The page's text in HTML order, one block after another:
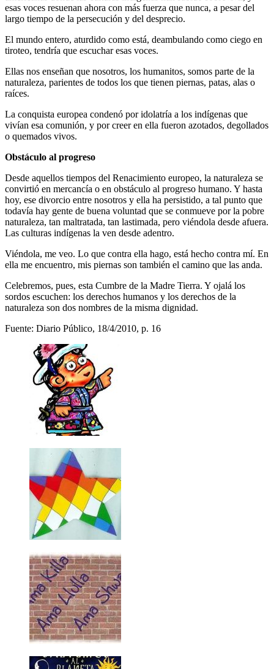
esas voces resuenan ahora con más fuerza que nunca, a pesar del
largo tiempo de la persecución y del desprecio.
El mundo entero, aturdido como está, deambulando como ciego en
tiroteo, tendría que escuchar esas voces.
Ellas nos enseñan que nosotros, los humanitos, somos parte de la
naturaleza, parientes de todos los que tienen piernas, patas, alas o
raíces.
La conquista europea condenó por idolatría a los indígenas que
vivían esa comunión, y por creer en ella fueron azotados, degollados
o quemados vivos.
Obstáculo al progreso
Desde aquellos tiempos del Renacimiento europeo, la naturaleza se
convirtió en mercancía o en obstáculo al progreso humano. Y hasta
hoy, ese divorcio entre nosotros y ella ha persistido, a tal punto que
todavía hay gente de buena voluntad que se conmueve por la pobre
naturaleza, tan maltratada, tan lastimada, pero viéndola desde afuera.
Las culturas indígenas la ven desde adentro.
Viéndola, me veo. Lo que contra ella hago, está hecho contra mí. En
ella me encuentro, mis piernas son también el camino que las anda.
Celebremos, pues, esta Cumbre de la Madre Tierra. Y ojalá los
sordos escuchen: los derechos humanos y los derechos de la
naturaleza son dos nombres de la misma dignidad.
Fuente: Diario Público, 18/4/2010, p. 16